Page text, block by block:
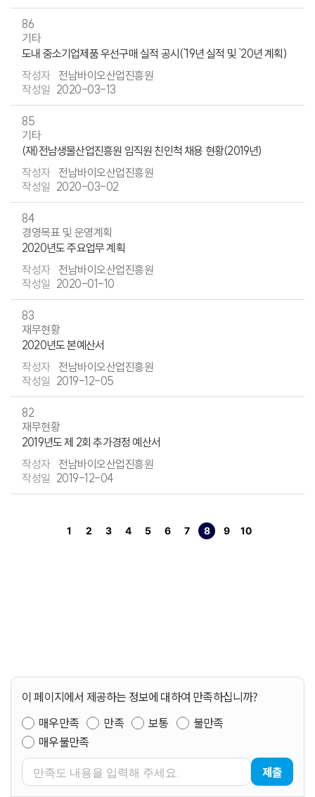
86
기타
도내 중소기업제품 우선구매 실적 공시(`19년 실적 및 `20년 계획)
전남바이오산업진흥원
2020-03-13
85
기타
(재)전남생물산업진흥원 임직원 친인척 채용 현황(2019년)
전남바이오산업진흥원
2020-03-02
84
경영목표 및 운영계획
2020년도 주요업무 계획
전남바이오산업진흥원
2020-01-10
83
재무현황
2020년도 본예산서
전남바이오산업진흥원
2019-12-05
82
재무현황
2019년도 제 2회 추가경정 예산서
전남바이오산업진흥원
2019-12-04
1
페이지
2
페이지
3
페이지
4
페이지
5
페이지
6
페이지
7
페이지열린
8
페이지
9
페이지
10
페이지
이 페이지에서 제공하는 정보에 대하여 만족하십니까?
매우만족
만족 보통
불만족
매우불만족
제출